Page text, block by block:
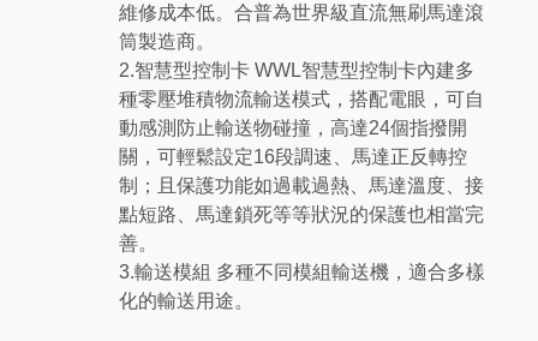
維修成本低。合普為世界級直流無刷馬達滾
筒製造商。
2.智慧型控制卡 WWL智慧型控制卡內建多
種零壓堆積物流輸送模式，搭配電眼，可自
動感測防止輸送物碰撞，高達24個指撥開
關，可輕鬆設定16段調速、馬達正反轉控
制；且保護功能如過載過熱、馬達溫度、接
點短路、馬達鎖死等等狀況的保護也相當完
善。
3.輸送模組 多種不同模組輸送機，適合多樣
化的輸送用途。